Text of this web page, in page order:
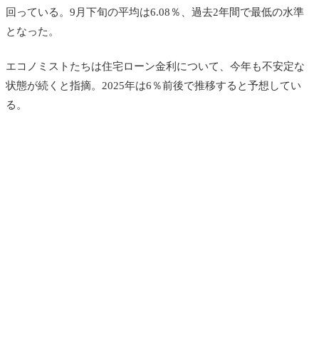
回っている。9月下旬の平均は6.08％、過去2年間で最低の水準
となった。
エコノミストたちは住宅ローン金利について、今年も不安定な
状態が続くと指摘。2025年は6％前後で推移すると予想してい
る。